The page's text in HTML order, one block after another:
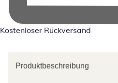
Kostenloser Rückversand
Produktbeschreibung